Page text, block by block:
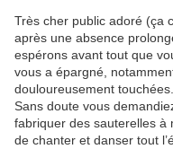
Très cher public adoré (ça
après une absence
espérons avant tout que
vous a épargné,
douloureusement touchées.
Sans doute vous
fabriquer des sauterelles à
de chanter et danser tout